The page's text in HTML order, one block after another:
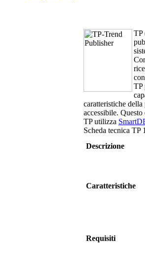
TP
TP
caratteristiche
accessibile.
TPutilizza
Scheda tecnica TP
Descrizione
Caratteristiche
Requisiti